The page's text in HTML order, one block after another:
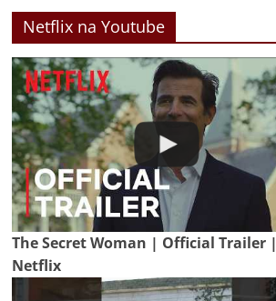
Netflix na Youtube
The Secret Woman | Official Trailer |
Netflix